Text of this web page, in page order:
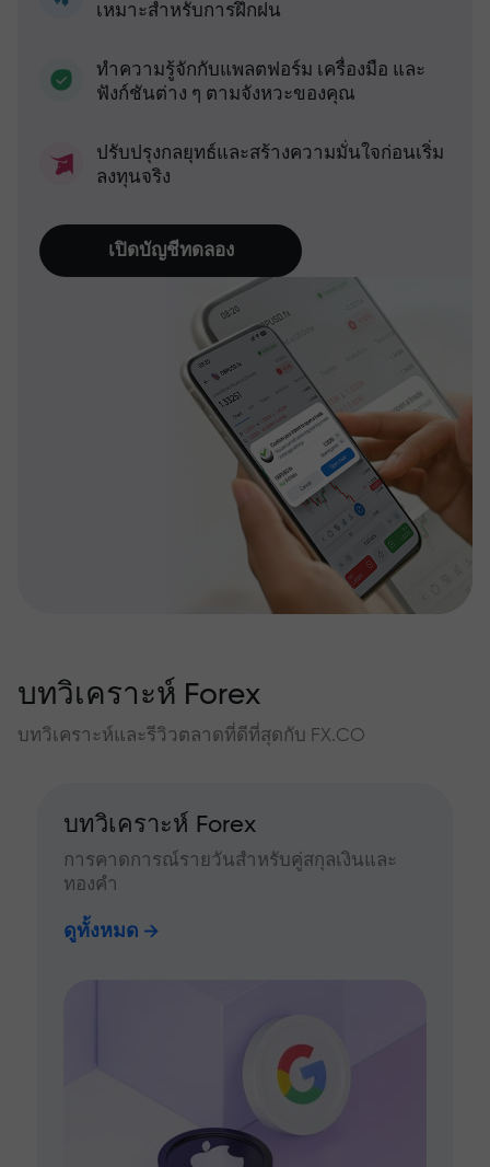
เหมาะสำหรับการฝึกฝน
ทำความรู้จักกับแพลตฟอร์ม เครื่องมือ และ
ฟังก์ชันต่าง ๆ ตามจังหวะของคุณ
ปรับปรุงกลยุทธ์และสร้างความมั่นใจก่อนเริ่ม
ลงทุนจริง
เปิดบัญชีทดลอง
บทวิเคราะห์ Forex
บทวิเคราะห์และรีวิวตลาดที่ดีที่สุดกับ FX.CO
บทวิเคราะห์ Forex
การคาดการณ์รายวันสำหรับคู่สกุลเงินและ
ทองคำ
ดูทั้งหมด